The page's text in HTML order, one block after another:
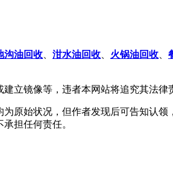
沟油回收 泔水油回收 火锅油回收
立镜像等，违者本网站将追究其法律
原始状况，但作者发现后可告知认领，
担任何责任。